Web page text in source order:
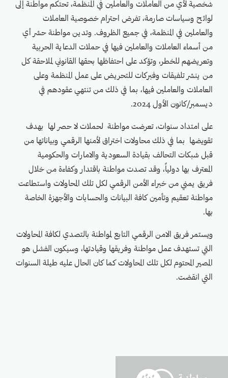
شخصية لأي من العاملات والعاملين في المنظمة، تحتكم مواطنة إلى
لوائح وسياسات صارمة، تفرض احترام خصوصية العاملات
والعاملين في المنظمة، في جميع الظروف. وتدين مواطنة حشر أي
من أسماء العاملات والعاملين فيها في حملات الدعاية الحربية
وتعريضهم للخطر، وتؤكد على احتفاظها بحقها القانوني لملاحقة كل
من ينشر تلفيقات وفبركات للتحريض على عمل المنظمة وعلى
العاملات والعاملين فيها، بما في ذلك من تنتهي عقودهم في
ديسمبر/كانون الأول 2024.
على امتداد سنوات، تعرضت مواطنة لحملات لا حصر لها بهدف
تقويضها بما في ذلك محاولات اختراق لأمنها الرقمي وبياناتها من
قبل شبكات التحالف بقيادة السعودية والامارات والحكومية
المعترف بها دولياً، وقد تصدت مواطنة باقتدار وكفاءة من خلال
فريق يمني من خبراء الأمن الرقمي لكل تلك المحاولات واستطاعت
مواطنة تعقيم وتأمين كافة البيانات والحسابات والأجهزة الخاصة
بها.
ويستمر فريق الامن الرقمي التابع لمواطنة بالتصدي لكافة المحاولات
التي تستهدف عمل مواطنة وفريقها وقيادتها، وسيكون الفشل هو
المصير المحتوم لكل تلك المحاولات كما كان الحال عليه طيلة السنوات
التي انقضت.